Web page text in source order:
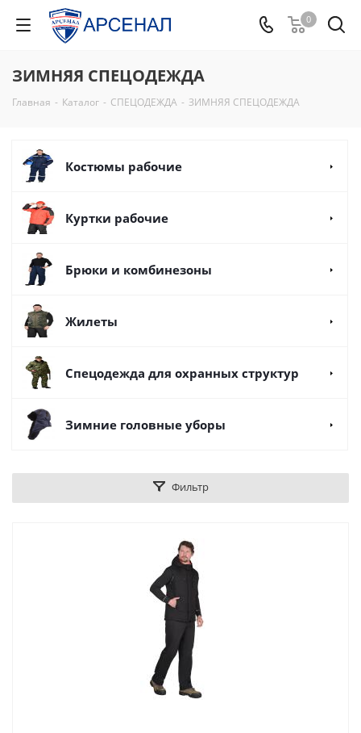
0
ЗИМНЯЯ СПЕЦОДЕЖДА
Главная - Каталог - СПЕЦОДЕЖДА - ЗИМНЯЯ СПЕЦОДЕЖДА
Костюмы рабочие
Куртки рабочие
Брюки и комбинезоны
Жилеты
Спецодежда для охранных структур
Зимние головные уборы
Фильтр